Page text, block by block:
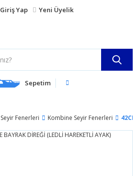
Giriş Yap Yeni Üyelik
Sepetim
Seyir Fenerleri Kombine Seyir Fenerleri 42CM